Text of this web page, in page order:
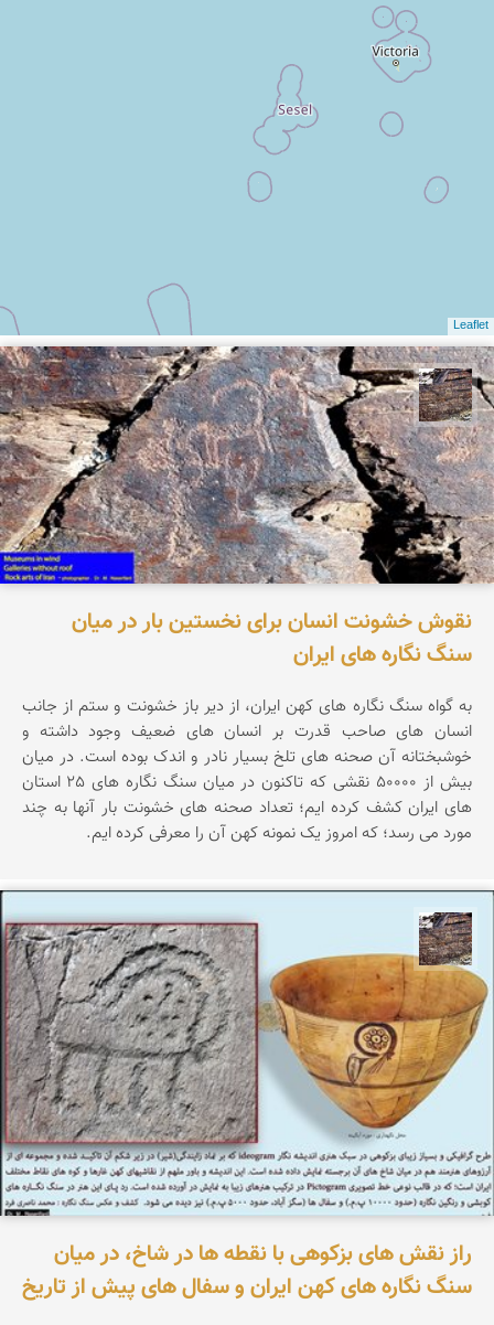
Leaflet
محمد ناصری فرد
نقوش خشونت انسان برای نخستین بار در میان
سنگ نگاره های ایران
به گواه سنگ نگاره های کهن ایران، از دیر باز خشونت و ستم از جانب
انسان های صاحب قدرت بر انسان های ضعیف وجود داشته و
خوشبختانه آن صحنه های تلخ بسیار نادر و اندک بوده است. در میان
بیش از 50000 نقشی که تاکنون در میان سنگ نگاره های 25 استان
های ایران کشف کرده ایم؛ تعداد صحنه های خشونت بار آنها به چند
مورد می رسد؛ که امروز یک نمونه کهن آن را معرفی کرده ایم.
راز نقش های بزکوهی با نقطه ها در شاخ، در میان
سنگ نگاره های کهن ایران و سفال های پیش از تاریخ